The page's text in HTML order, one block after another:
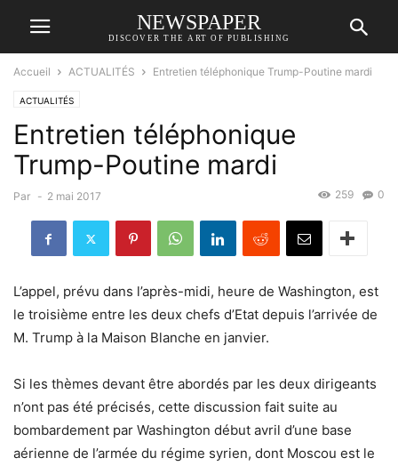
NEWSPAPER
DISCOVER THE ART OF PUBLISHING
Accueil ACTUALITÉS Entretien téléphonique Trump-Poutine mardi
ACTUALITÉS
Entretien téléphonique
Trump-Poutine mardi
Par - 2 mai 2017 0
259
L’appel, prévu dans l’après-midi, heure de Washington, est
le troisième entre les deux chefs d’Etat depuis l’arrivée de
M. Trump à la Maison Blanche en janvier.
Si les thèmes devant être abordés par les deux dirigeants
n’ont pas été précisés, cette discussion fait suite au
bombardement par Washington début avril d’une base
aérienne de l’armée du régime syrien, dont Moscou est le